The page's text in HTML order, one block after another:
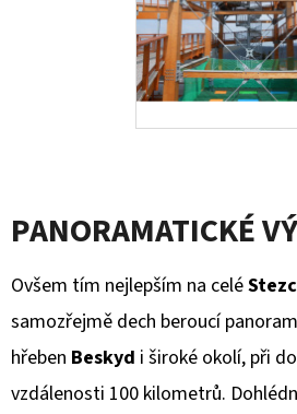
PANORAMATICKÉ
Ovšem tím nejlepším na celé
samozřejmě dech beroucí
hřeben Beskyd i široké okolí, při
vzdálenosti 100 kilometrů.